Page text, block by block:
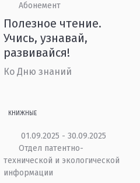
Абонемент
Полезное чтение.
Учись, узнавай,
развивайся!
Ко Дню знаний
КНИЖНЫЕ
01.09.2025 - 30.09.2025
Отдел патентно-
технической и экологической
информации